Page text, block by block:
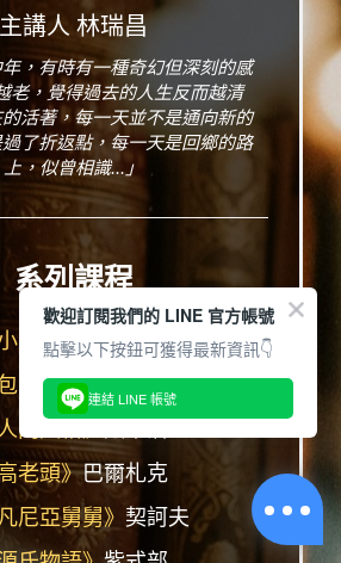
主講人 林瑞昌
年，有時有一種奇幻但深刻的感
老，覺得過去的人生反而越清
活著，每一天並不是通向新的
了折返點，每一天是回鄉的路
上，似曾相識...」
系列課程
小王子》聖修伯里
法利夫人》福樓拜
間失格》
高老頭》巴爾札克
凡尼亞舅舅》 契訶夫
歡迎訂閱我們的 LINE 官方帳號
點擊以下按鈕可獲得最新資訊👇
連結 LINE 帳號